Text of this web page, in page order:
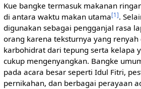
Kue bangke termasuk makanan
di antara waktu makan utama[1].
digunakan sebagai pengganjal rasa
orang karena teksturnya yang
karbohidrat dari tepung serta kelapa
cukup mengenyangkan. Bangke
pada acara besar seperti Idul Fitri,
pernikahan, dan berbagai perayaan